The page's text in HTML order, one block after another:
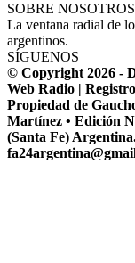
SOBRE NOSOTROS
La ventana radial de
argentinos.
SÍGUENOS
© Copyright 2026 -
Web Radio |
Propiedad de
Martínez • Edición
(Santa Fe)